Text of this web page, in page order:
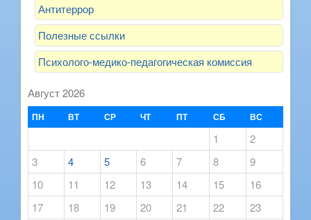
Антитеррор
Полезные ссылки
Психолого-медико-педагогическая комиссия
Август 2026
ПН ВТ СР ЧТ ПТ СБ ВС
1
2
3
4 5 6 7 8
9
10
11 12 13 14 15
16
17
18 19 20 21 22
23